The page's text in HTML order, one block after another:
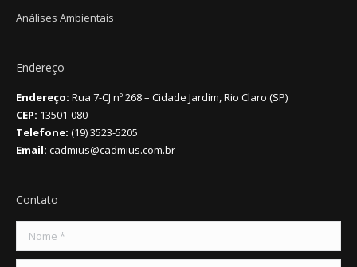
Análises Ambientais
Endereço
Endereço: Rua 7-CJ nº 268 – Cidade Jardim, Rio Claro (SP)
CEP: 13501-080
Telefone: (19) 3523-5205
Email: cadmius@cadmius.com.br
Contato
Nome *